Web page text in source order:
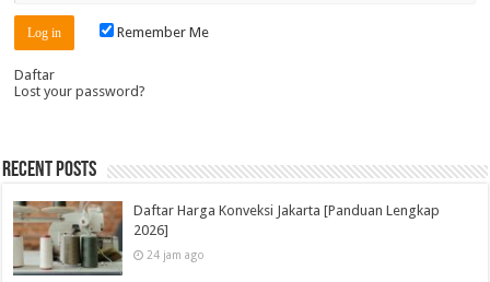
Remember Me
Daftar
Lost your password?
Recent Posts
Daftar Harga Konveksi Jakarta [Panduan Lengkap
2026]
24 jam ago